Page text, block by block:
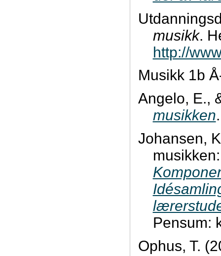
musikk.
http://
Musikk 1b
Angelo, E.,
musikken
Johansen,
Pensum:
Ophus, T.